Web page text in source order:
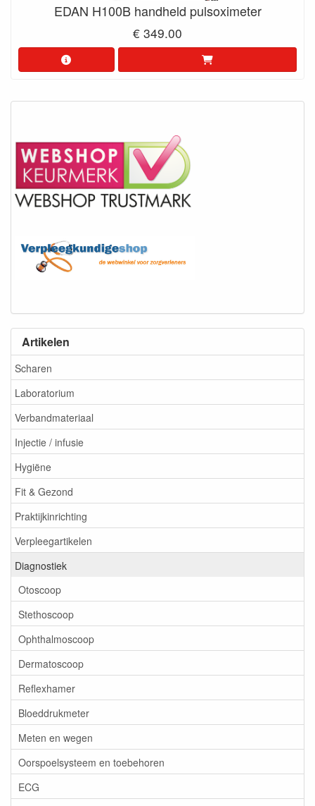
Artikelen
Scharen
Laboratorium
Verbandmateriaal
Injectie / infusie
Hygiëne
Fit & Gezond
Praktijkinrichting
Verpleegartikelen
Diagnostiek
Otoscoop
Stethoscoop
Ophthalmoscoop
Dermatoscoop
Reflexhamer
Bloeddrukmeter
Meten en wegen
Oorspoelsysteem en toebehoren
ECG
EDAN H100B handheld pulsoximeter
€ 349.00